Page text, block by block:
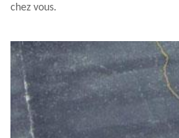
chez vous.